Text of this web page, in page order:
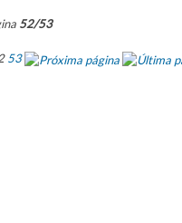
52/53
53